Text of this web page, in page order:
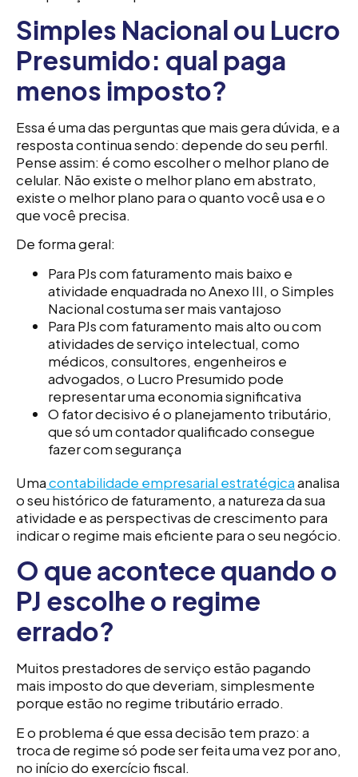
Simples Nacional ou Lucro
Presumido: qual paga
menos imposto?
Essa é uma das perguntas que mais gera dúvida, e a
resposta continua sendo: depende do seu perfil.
Pense assim: é como escolher o melhor plano de
celular. Não existe o melhor plano em abstrato,
existe o melhor plano para o quanto você usa e o
que você precisa.
De forma geral:
Para PJs com faturamento mais baixo e
atividade enquadrada no Anexo III, o Simples
Nacional costuma ser mais vantajoso
Para PJs com faturamento mais alto ou com
atividades de serviço intelectual, como
médicos, consultores, engenheiros e
advogados, o Lucro Presumido pode
representar uma economia significativa
O fator decisivo é o planejamento tributário,
que só um contador qualificado consegue
fazer com segurança
Umacontabilidade empresarial estratégicaanalisa
o seu histórico de faturamento, a natureza da sua
atividade e as perspectivas de crescimento para
indicar o regime mais eficiente para o seu negócio.
O que acontece quando o
PJ escolhe o regime
errado?
Muitos prestadores de serviço estão pagando
mais imposto do que deveriam, simplesmente
porque estão no regime tributário errado.
E o problema é que essa decisão tem prazo: a
troca de regime só pode ser feita uma vez por ano,
no início do exercício fiscal.